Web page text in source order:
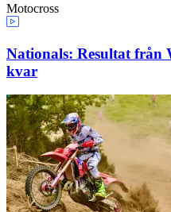
Motocross
Nationals: Resultat från
kvar